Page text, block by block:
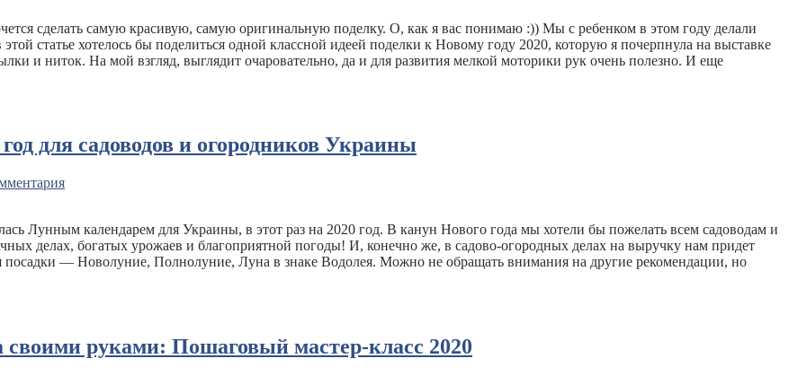
сделать самую красивую, самую оригинальную поделку. О, как я вас понимаю :)) Мы с ребенком в этом году делали
статье хотелось бы поделиться одной классной идеей поделки к Новому году 2020, которую я почерпнула на выставке
и ниток. На мой взгляд, выглядит очаровательно, да и для развития мелкой моторики рук очень полезно. И еще
для садоводов и огородников Украины
Лунным календарем для Украины, в этот раз на 2020 год. В канун Нового года мы хотели бы пожелать всем садоводам и
делах, богатых урожаев и благоприятной погоды! И, конечно же, в садово-огородных делах на выручку нам придет
посадки — Новолуние, Полнолуние, Луна в знаке Водолея. Можно не обращать внимания на другие рекомендации, но
руками: Пошаговый мастер-класс 2020